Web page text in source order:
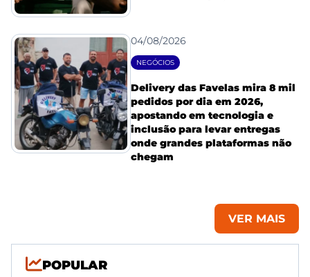
04/08/2026
NEGÓCIOS
Delivery das Favelas mira 8 mil
pedidos por dia em 2026,
apostando em tecnologia e
inclusão para levar entregas
onde grandes plataformas não
chegam
VER MAIS
POPULAR